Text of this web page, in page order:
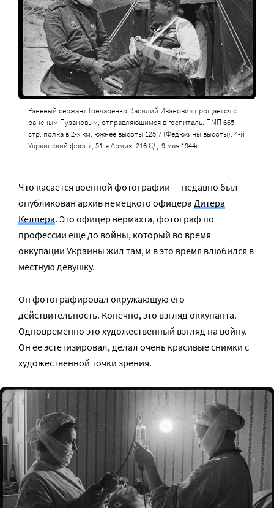
Раненый сержант Гончаренко Василий Иванович прощается с
раненым Пузановым, отправляющимся в госпиталь. ПМП 665
стр. полка в 2-х км. южнее высоты 125,7 (Федюхины высоты). 4-й
Украинский фронт, 51-я Армия. 216 СД. 9 мая 1944г.
Что касается военной фотографии — недавно был
опубликован архив немецкого офицера Дитера
Келлера. Это офицер вермахта, фотограф по
профессии еще до войны, который во время
оккупации Украины жил там, и в это время влюбился в
местную девушку.
Он фотографировал окружающую его
действительность. Конечно, это взгляд оккупанта.
Одновременно это художественный взгляд на войну.
Он ее эстетизировал, делал очень красивые снимки с
художественной точки зрения.